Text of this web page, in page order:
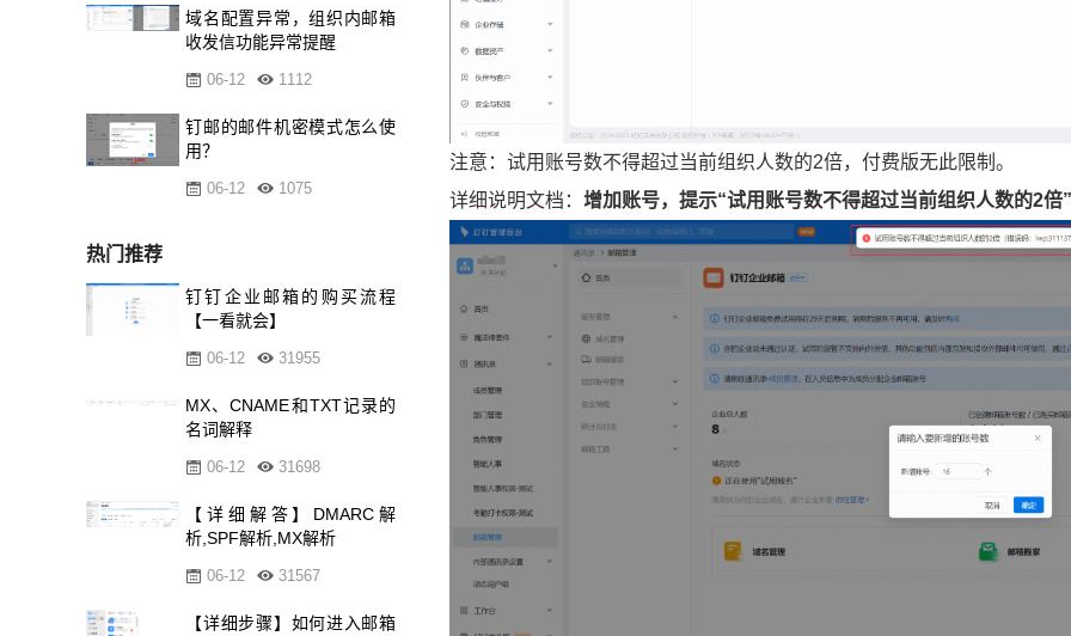
注意：试用账号数不得超过当前组织人数的2倍，付费版无此限制。
详细说明文档： 增加账号，提示“试用账号数不得超过当前组织人数的2倍”
域名配置异常，组织内邮箱
收发信功能异常提醒
06-12 1112
钉邮的邮件机密模式怎么使
用？
06-12 1075
热门推荐
钉钉企业邮箱的购买流程
【一看就会】
06-12 31955
MX、CNAME和TXT记录的
名词解释
06-12 31698
【详细解答】DMARC解
析,SPF解析,MX解析
06-12 31567
【详细步骤】如何进入邮箱